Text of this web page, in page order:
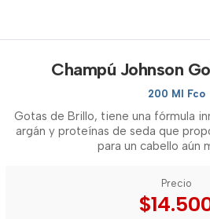
Champú Johnson
200 Ml Fco
Gotas de Brillo, tiene una fórmula
argán y proteínas de seda que
para un cabello aún
Precio